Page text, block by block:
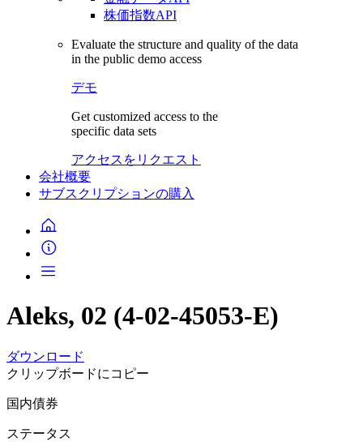
株価指数API
Evaluate the structure and quality of the data
in the public demo access
デモ
Get customized access to the
specific data sets
アクセスをリクエスト
会社概要
サブスクリプションの購入
Aleks, 02 (4-02-45053-E)
ダウンロード
クリップボードにコピー
国内債券
ステータス